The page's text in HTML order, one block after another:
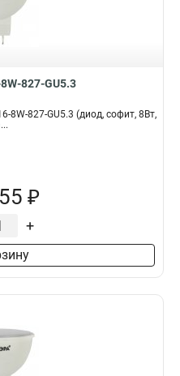
827-GU5.3
8W-827-GU5.3 (диод, софит, 8Вт,
₽
+